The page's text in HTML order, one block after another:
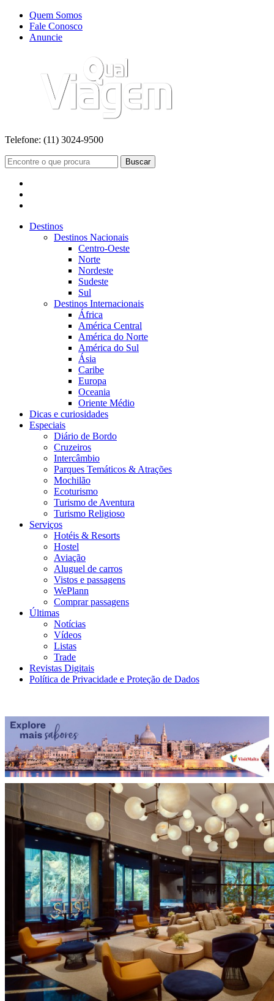
Quem Somos
Fale Conosco
Anuncie
Telefone: (11) 3024-9500
Buscar
Destinos
Destinos Nacionais
Centro-Oeste
Norte
Nordeste
Sudeste
Sul
Destinos Internacionais
África
América Central
América do Norte
América do Sul
Ásia
Caribe
Europa
Oceania
Oriente Médio
Dicas e curiosidades
Especiais
Diário de Bordo
Cruzeiros
Intercâmbio
Parques Temáticos & Atrações
Mochilão
Ecoturismo
Turismo de Aventura
Turismo Religioso
Serviços
Hotéis & Resorts
Hostel
Aviação
Aluguel de carros
Vistos e passagens
WePlann
Comprar passagens
Últimas
Notícias
Vídeos
Listas
Trade
Revistas Digitais
Política de Privacidade e Proteção de Dados